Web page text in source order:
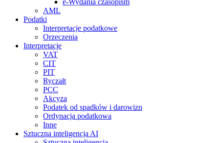
e-Wydania czasopism
AML
Podatki
Interpretacje podatkowe
Orzeczenia
Interpretacje
VAT
CIT
PIT
Ryczałt
PCC
Akcyza
Podatek od spadków i darowizn
Ordynacja podatkowa
Inne
Sztuczna inteligencja AI